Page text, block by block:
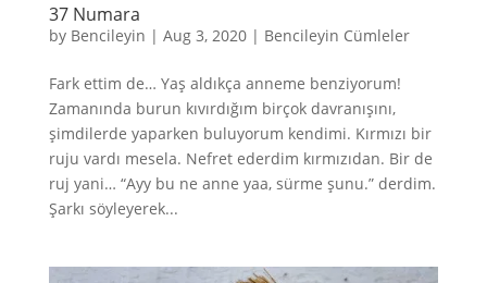
37 Numara
by Bencileyin | Aug 3, 2020| Bencileyin Cümleler
Fark ettim de… Yaş aldıkça anneme benziyorum!
Zamanında burun kıvırdığım birçok davranışını,
şimdilerde yaparken buluyorum kendimi. Kırmızı bir
ruju vardı mesela. Nefret ederdim kırmızıdan. Bir de
ruj yani… “Ayy bu ne anne yaa, sürme şunu.” derdim.
Şarkı söyleyerek...